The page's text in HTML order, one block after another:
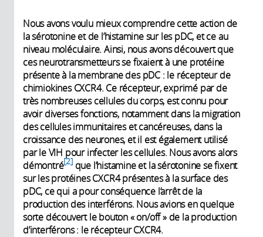
Nous avons voulu mieux comprendre cette action de
la sérotonine et de l’histamine sur les pDC, et ce au
niveau moléculaire. Ainsi, nous avons découvert que
ces neurotransmetteurs se fixaient à une protéine
présente à la membrane des pDC : le récepteur de
chimiokines CXCR4. Ce récepteur, exprimé par de
très nombreuses cellules du corps, est connu pour
avoir diverses fonctions, notamment dans la migration
des cellules immunitaires et cancéreuses, dans la
croissance des neurones, et il est également utilisé
par le VIH pour infecter les cellules. Nous avons alors
démontré 2 que l’histamine et la sérotonine se fixent
sur les protéines CXCR4 présentes à la surface des
pDC, ce qui a pour conséquence l’arrêt de la
production des interférons. Nous avions en quelque
sorte découvert le bouton « on/off » de la production
d’interférons : le récepteur CXCR4.